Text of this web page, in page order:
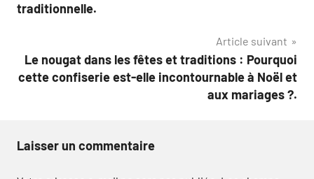
l’article
traditionnelle.
Article suivant
Le nougat dans les fêtes et traditions : Pourquoi
cette confiserie est-elle incontournable à Noël et
aux mariages ?.
Laisser un commentaire